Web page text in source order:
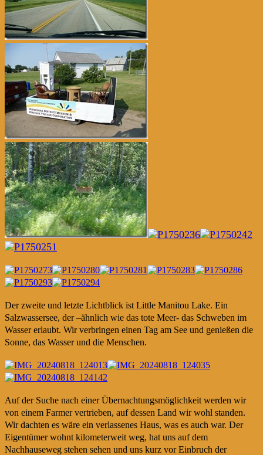
Der zweite und letzte Lichtblick ist Little Manitou Lake. Ein
Salzwassersee, der –ähnlich wie das tote Meer- das Schweben im
Wasser erlaubt. Wir verbringen einen Tag am See und genießen die
Sonne, das Wasser und die Menschen.
Auf der Suche nach einer Übernachtungsmöglichkeit werden wir
von einem Farmer vertrieben, auf dessen Land wir wohl standen.
Wir dachten es wäre ein verlassenes Haus, was es auch war. Der
Eigentümer wohnt kilometerweit weg, hat uns auf dem
Nachhauseweg stehen sehen und uns kurz vor Einbruch der